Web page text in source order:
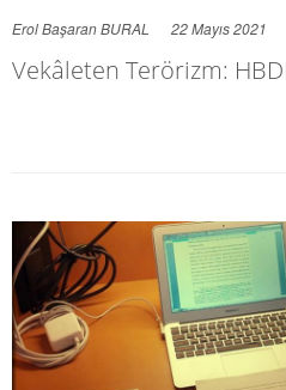
Erol Başaran BURAL 22 Mayıs 2021
Vekâleten Terörizm: